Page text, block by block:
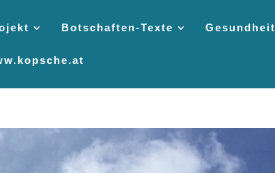
Botschaften-Texte Gesundheit